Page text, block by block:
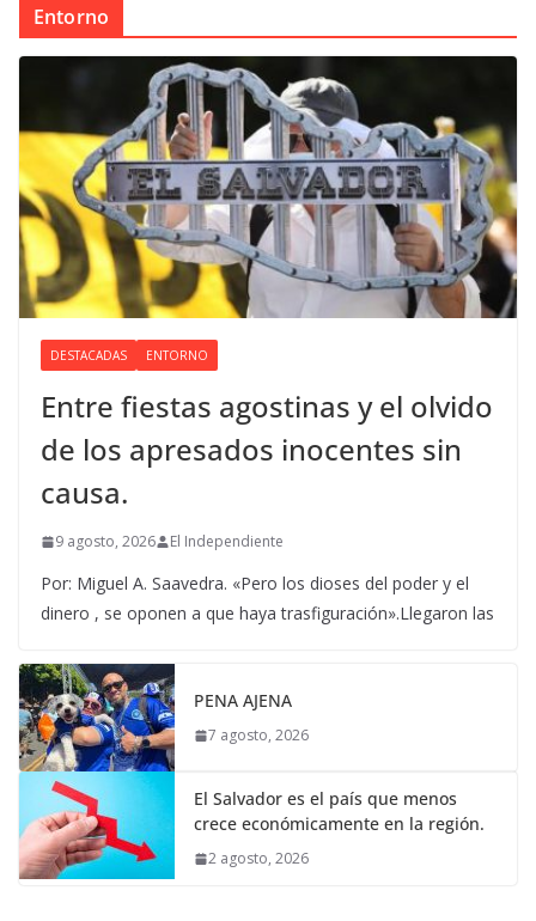
Entorno
DESTACADAS ENTORNO
Entre fiestas agostinas y el olvido
de los apresados inocentes sin
causa.
9 agosto, 2026 El Independiente
Por: Miguel A. Saavedra. «Pero los dioses del poder y el
dinero , se oponen a que haya trasfiguración».Llegaron las
PENA AJENA
7 agosto, 2026
El Salvador es el país que menos
crece económicamente en la región.
2 agosto, 2026